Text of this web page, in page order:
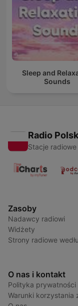
Sleep and
Sounds
Radio
Stacje
Zasoby
Nadawcy radiowi
Widżety
Strony radiowe
O nas i kontakt
Polityka prywatności
Warunki korzystania